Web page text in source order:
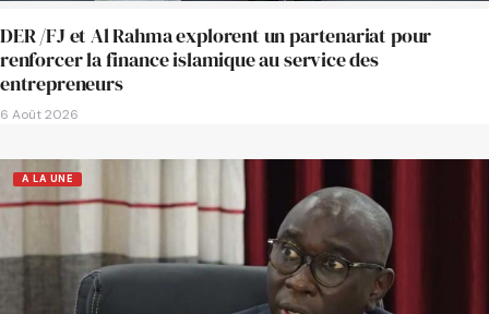
DER /FJ et Al Rahma explorent un partenariat pour
renforcer la finance islamique au service des
entrepreneurs
6 Août 2026
A LA UNE